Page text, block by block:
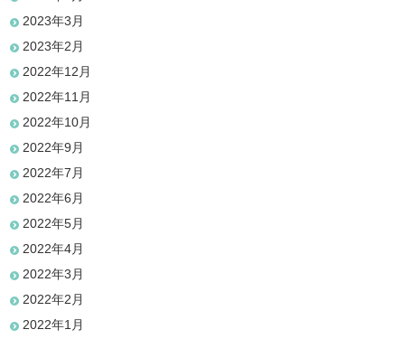
2023年3月
2023年2月
2022年12月
2022年11月
2022年10月
2022年9月
2022年7月
2022年6月
2022年5月
2022年4月
2022年3月
2022年2月
2022年1月